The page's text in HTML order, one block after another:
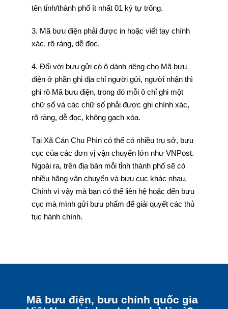
tên tỉnh/thành phố ít nhất 01 ký tự trống.
3. Mã bưu điện phải được in hoặc viết tay chính
xác, rõ ràng, dễ đọc.
4. Đối với bưu gửi có ô dành riêng cho Mã bưu
điện ở phần ghi địa chỉ người gửi, người nhận thì
ghi rõ Mã bưu điện, trong đó mỗi ô chỉ ghi một
chữ số và các chữ số phải được ghi chính xác,
rõ ràng, dễ đọc, không gạch xóa.
Tại Xã Cán Chu Phìn có thể có nhiều trụ sở, bưu
cục của các đơn vị vận chuyển lớn như VNPost.
Ngoài ra, trên địa bàn mỗi tỉnh thành phố sẽ có
nhiều hãng vận chuyển và bưu cục khác nhau.
Chính vì vậy mà bạn có thể liên hệ hoặc đến bưu
cục mà mình gửi bưu phẩm để giải quyết các thủ
tục hành chính.
Mã bưu điện, bưu chính quốc gia